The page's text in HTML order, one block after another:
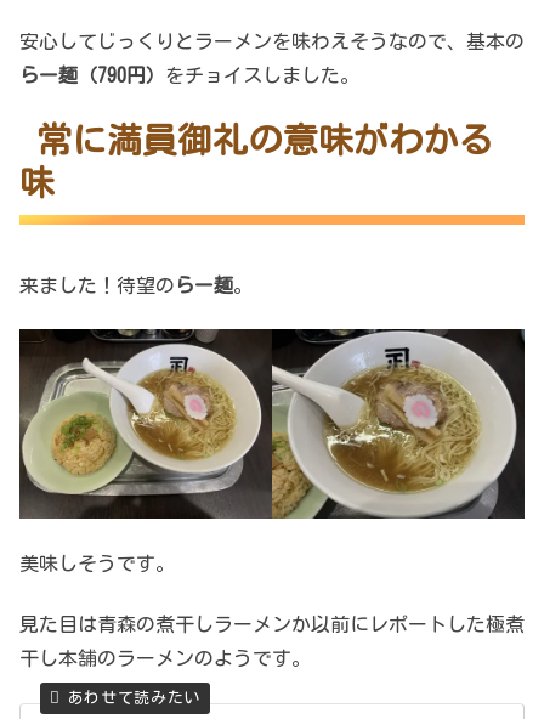
安心してじっくりとラーメンを味わえそうなので、基本の
らー麺（790円） をチョイスしました。
常に満員御礼の意味がわかる
味
来ました！待望の らー麺。
美味しそうです。
見た目は青森の煮干しラーメンか以前にレポートした極煮
干し本舗のラーメンのようです。